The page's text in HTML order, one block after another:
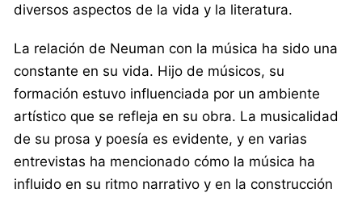
diversos aspectos de la vida y la literatura.
La relación de Neuman con la música ha sido una
constante en su vida. Hijo de músicos, su
formación estuvo influenciada por un ambiente
artístico que se refleja en su obra. La musicalidad
de su prosa y poesía es evidente, y en varias
entrevistas ha mencionado cómo la música ha
influido en su ritmo narrativo y en la construcción